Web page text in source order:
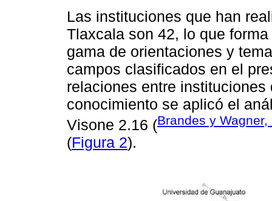
Las instituciones que han
Tlaxcala son 42, lo que
gama de orientaciones y
campos clasificados en el
relaciones entre
conocimiento se aplicó el
Visone 2.16 (Brandes y Wagner,
(Figura 2).